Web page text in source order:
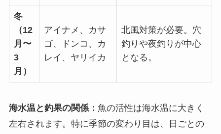
冬
（12
月〜
3
月）
アイナメ、カサ
ゴ、ドンコ、カ
レイ、ヤリイカ
北風対策が必要。穴
釣りや夜釣りが中心
となる。
海水温と釣果の関係： 魚の活性は海水温に大きく
左右されます。特に季節の変わり目は、日ごとの